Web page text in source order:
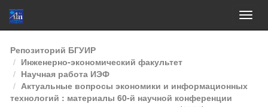
Skip
navigation
Репозиторий БГУИР
Инженерно-экономический факультет
Научная работа ИЭФ
Актуальные вопросы экономики и информационных
технологий : материалы 60-й научной конференции